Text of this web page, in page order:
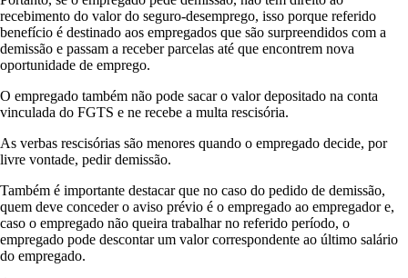
recebimento do valor do seguro-desemprego, isso porque referido
benefício é destinado aos empregados que são surpreendidos com a
demissão e passam a receber parcelas até que encontrem nova
oportunidade de emprego.
O empregado também não pode sacar o valor depositado na conta
vinculada do FGTS e ne recebe a multa rescisória.
As verbas rescisórias são menores quando o empregado decide, por
livre vontade, pedir demissão.
Também é importante destacar que no caso do pedido de demissão,
quem deve conceder o aviso prévio é o empregado ao empregador e,
caso o empregado não queira trabalhar no referido período, o
empregado pode descontar um valor correspondente ao último salário
do empregado.